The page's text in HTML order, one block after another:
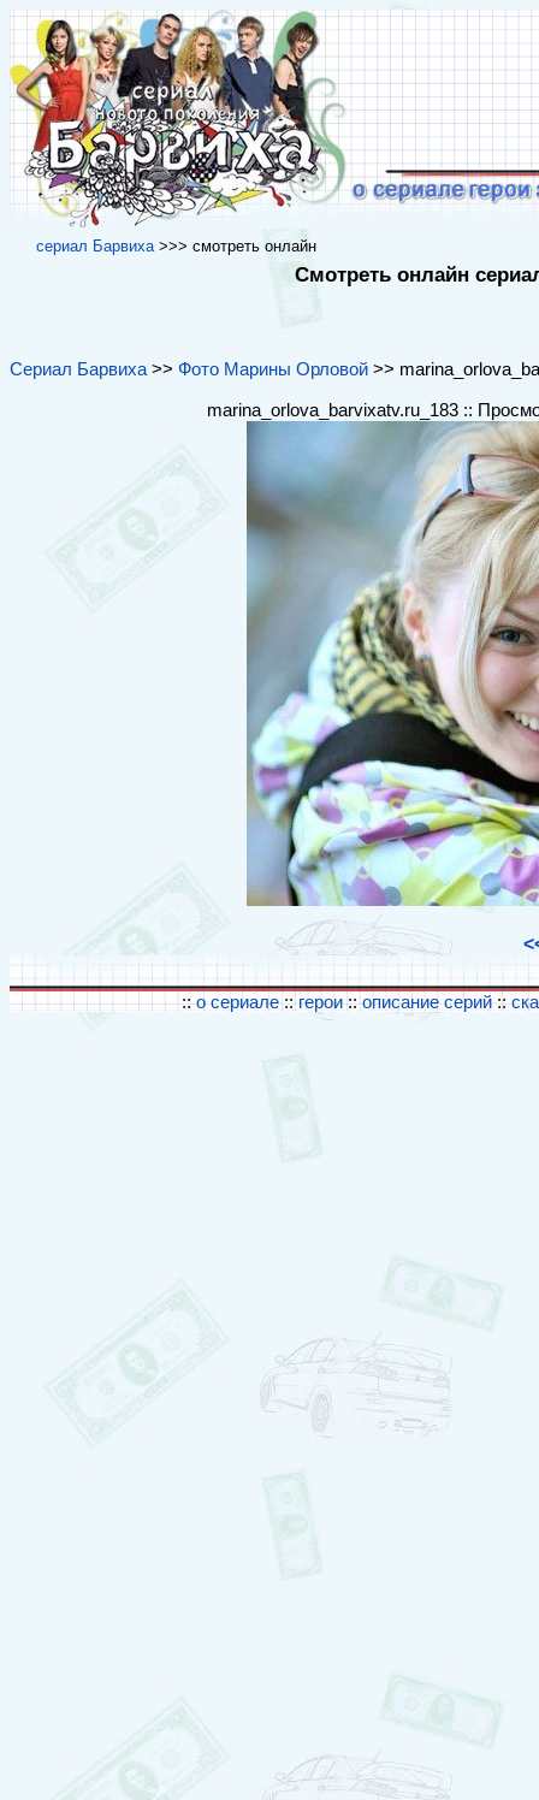
cериал Барвиха>>> cмотреть онлайн
Смотреть онлайн
Сериал Барвиха >> Фото Марины Орловой >>
marina_orlova_barvixatv.ru_183 ::
:: о сериале:: герои::описание серий::